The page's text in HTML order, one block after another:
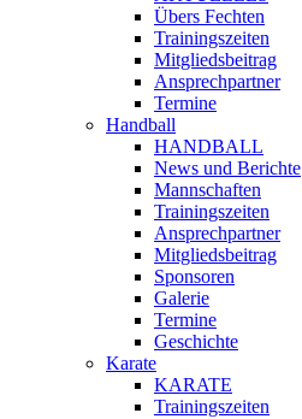
Übers Fechten
Trainingszeiten
Mitgliedsbeitrag
Ansprechpartner
Termine
Handball
HANDBALL
News und Berichte
Mannschaften
Trainingszeiten
Ansprechpartner
Mitgliedsbeitrag
Sponsoren
Galerie
Termine
Geschichte
Karate
KARATE
Trainingszeiten